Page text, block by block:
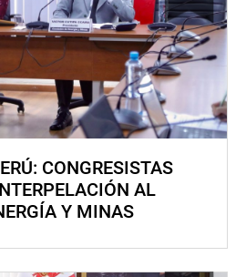
CONGRESISTAS
AL
Y MINAS